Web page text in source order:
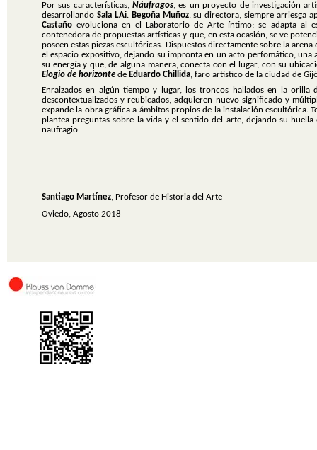
Por sus características,Náufragos, es un proyecto de investigación
desarrollando Sala LAi. Begoña Muñoz, su directora, siempre arriesga
Castaño evoluciona en el Laboratorio de Arte íntimo; se adapta al
contenedora de propuestas artísticas y que, en esta ocasión, se ve
poseen estas piezas escultóricas. Dispuestos directamente sobre la
el espacio expositivo, dejando su impronta en un acto perfomático,
su energía y que, de alguna manera, conecta con el lugar, con su
Elogio de horizonte de Eduardo Chillida, faro artístico de la ciudad de
Enraizados en algún tiempo y lugar, los troncos hallados en la orilla
descontextualizados y reubicados, adquieren nuevo significado y
expande la obra gráfica a ámbitos propios de la instalación escultórica.
plantea preguntas sobre la vida y el sentido del arte, dejando su
naufragio.
Santiago Martínez, Profesor de Historia del Arte
Oviedo, Agosto 2018